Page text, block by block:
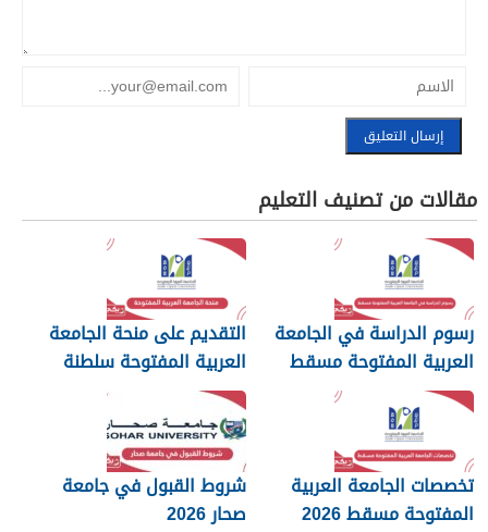
مقالات من تصنيف التعليم
رسوم الدراسة في الجامعة
العربية المفتوحة مسقط
2026
التقديم على منحة الجامعة
العربية المفتوحة سلطنة
عمان 2026
تخصصات الجامعة العربية
المفتوحة مسقط 2026
شروط القبول في جامعة
صحار 2026